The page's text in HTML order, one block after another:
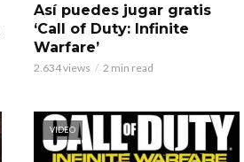
Así puedes jugar gratis
‘Call of Duty: Infinite
Warfare’
2.634 views 2 min read
VIDEO